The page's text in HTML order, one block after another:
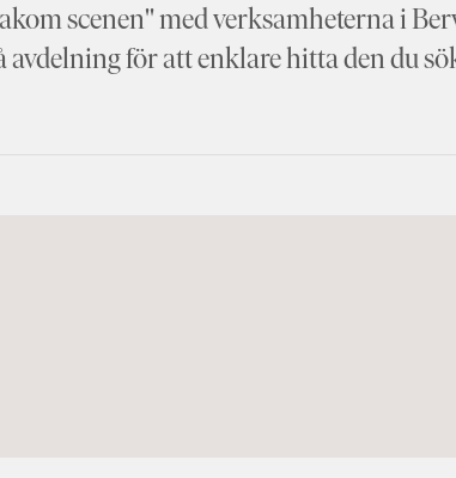
scenen" med verksamheterna i
för att enklare hitta den du